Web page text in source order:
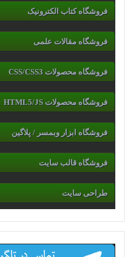
فروشگاه کتاب الکترونیک
فروشگاه مقالات علمی
فروشگاه محصولات CSS/CSS3
فروشگاه محصولات HTML5/JS
فروشگاه ابزار وبمسر / پلاگین
فروشگاه قالب سایت
طراحی سایت